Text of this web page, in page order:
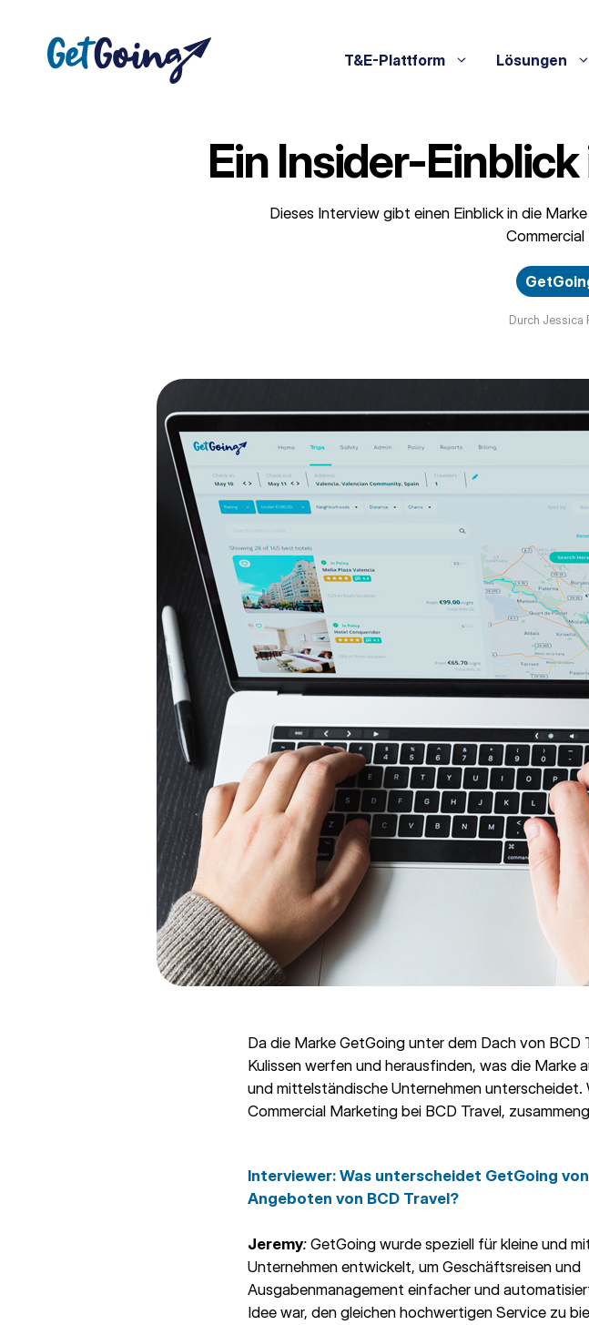
content
T&E-Plattform Lösungen
Ein Insider-
Dieses Interview gibt einen Einblick in die
Durch Jessica
Da die Marke GetGoing unter dem Dach von
Kulissen werfen und herausfinden, was die Marke
und mittelständische Unternehmen
Commercial Marketing bei BCD Travel,
Interviewer: Was unterscheidet GetGoing
Angeboten von BCD Travel?
Jeremy: GetGoing wurde speziell für kleine und
Unternehmen entwickelt, um Geschäftsreisen und
Ausgabenmanagement einfacher und
Idee war, den gleichen hochwertigen Service zu